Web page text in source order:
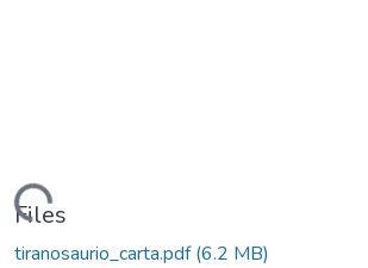
Loading...
Files
tiranosaurio_carta.pdf(6.2 MB)